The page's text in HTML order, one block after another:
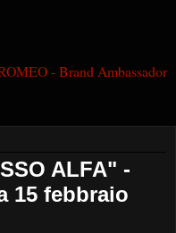
- Brand Ambassador
ALFA" -
15 febbraio